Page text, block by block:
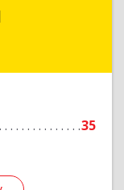
35
р-н, Вичуга